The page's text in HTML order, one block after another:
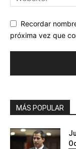
Recordar
próxima vez que
MÁS POPULAR